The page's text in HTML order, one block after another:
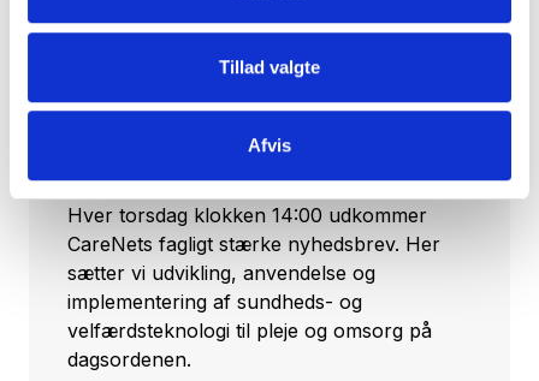
Tillad valgte
Afvis
dugfriske nyheder fra branchen samt et
overblik over nye og spændende
arrangementer direkte i din og dine
Hver torsdag klokken 14:00 udkommer
CareNets fagligt stærke nyhedsbrev. Her
sætter vi udvikling, anvendelse og
implementering af sundheds- og
velfærdsteknologi til pleje og omsorg på
dagsordenen.